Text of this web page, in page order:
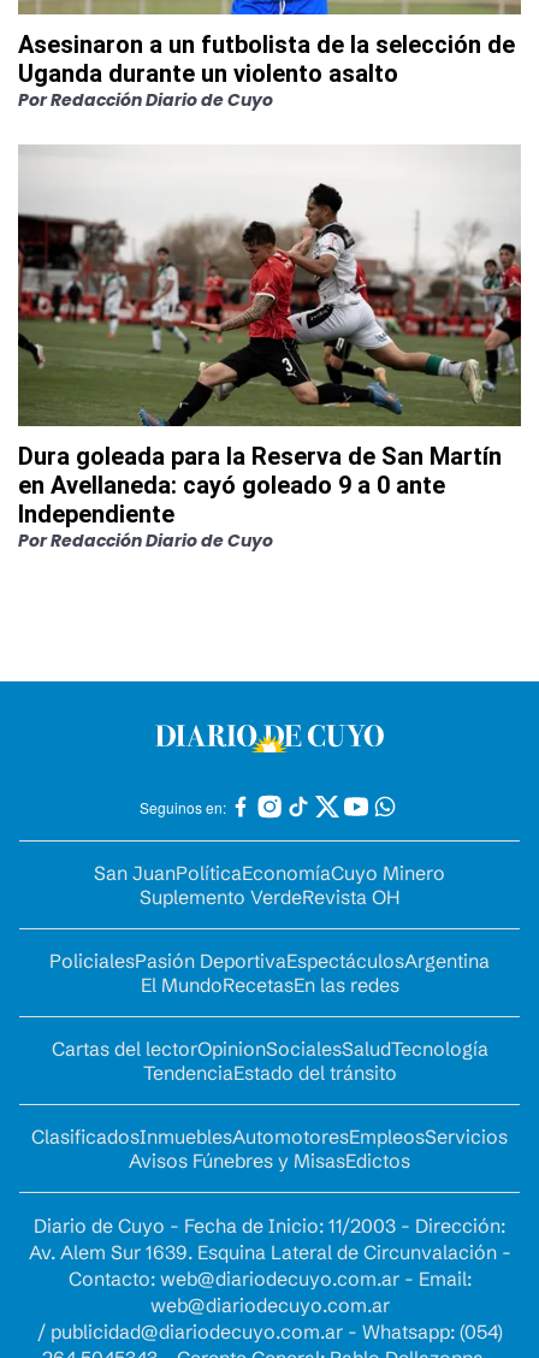
Asesinaron a un futbolista de la selección de
Uganda durante un violento asalto
PorRedacción Diario de Cuyo
Dura goleada para la Reserva de San Martín
en Avellaneda: cayó goleado 9 a 0 ante
Independiente
PorRedacción Diario de Cuyo
Seguinos en:
San JuanPolíticaEconomíaCuyo Minero
Suplemento VerdeRevista OH
PolicialesPasión DeportivaEspectáculosArgentina
El MundoRecetasEn las redes
Cartas del lectorOpinionSocialesSaludTecnología
TendenciaEstado del tránsito
ClasificadosInmueblesAutomotoresEmpleosServicios
Avisos Fúnebres y MisasEdictos
Diario de Cuyo - Fecha de Inicio: 11/2003 - Dirección:
Av. Alem Sur 1639. Esquina Lateral de Circunvalación -
Contacto: web@diariodecuyo.com.ar- Email:
web@diariodecuyo.com.ar
/ publicidad@diariodecuyo.com.ar- Whatsapp: (054)